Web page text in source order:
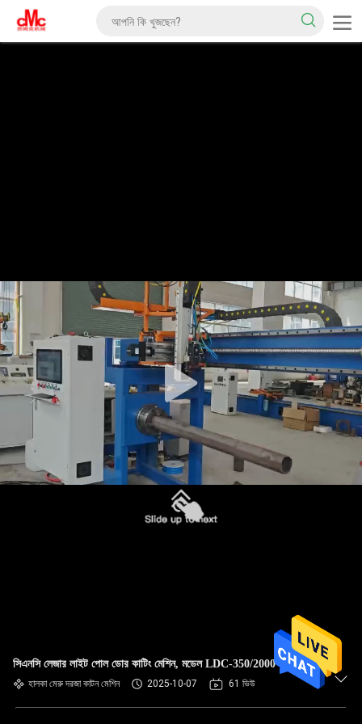
সিএনসি লেজার লাইট পোল ডোর কাটিং মেশিন, মডেল LDC-350/2000
হালকা মেরু দরজা কাটন মেশিন 2025-10-07 61 ভিউ